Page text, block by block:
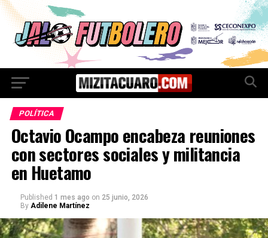
POLÍTICA
Octavio Ocampo encabeza reuniones
con sectores sociales y militancia
en Huetamo
Published 1 mes ago on 25 junio, 2026
By Adilene Martínez